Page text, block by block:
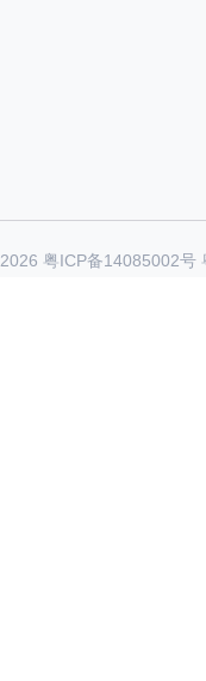
2026 粤ICP备14085002号